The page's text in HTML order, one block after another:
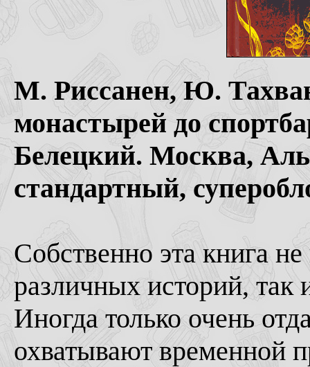
М. Риссанен, Ю.
монастырей до
Белецкий. Москва,
стандартный,
Собственно эта книга
различных историй, так
Иногда только очень
охватывают временной